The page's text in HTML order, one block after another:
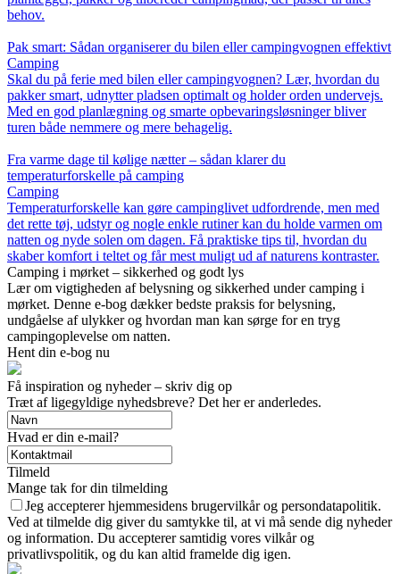
behov.
Pak smart: Sådan organiserer du bilen eller campingvognen effektivt
Camping
Skal du på ferie med bilen eller campingvognen? Lær, hvordan du
pakker smart, udnytter pladsen optimalt og holder orden undervejs.
Med en god planlægning og smarte opbevaringsløsninger bliver
turen både nemmere og mere behagelig.
Fra varme dage til kølige nætter – sådan klarer du
temperaturforskelle på camping
Camping
Temperaturforskelle kan gøre campinglivet udfordrende, men med
det rette tøj, udstyr og nogle enkle rutiner kan du holde varmen om
natten og nyde solen om dagen. Få praktiske tips til, hvordan du
skaber komfort i teltet og får mest muligt ud af naturens kontraster.
Camping i mørket – sikkerhed og godt lys
Lær om vigtigheden af belysning og sikkerhed under camping i
mørket. Denne e-bog dækker bedste praksis for belysning,
undgåelse af ulykker og hvordan man kan sørge for en tryg
campingoplevelse om natten.
Hent din e-bog nu
Få inspiration og nyheder – skriv dig op
Træt af ligegyldige nyhedsbreve? Det her er anderledes.
Hvad er din e-mail?
Tilmeld
Mange tak for din tilmelding
Jeg accepterer hjemmesidens brugervilkår og persondatapolitik.
Ved at tilmelde dig giver du samtykke til, at vi må sende dig nyheder
og information. Du accepterer samtidig vores vilkår og
privatlivspolitik, og du kan altid framelde dig igen.